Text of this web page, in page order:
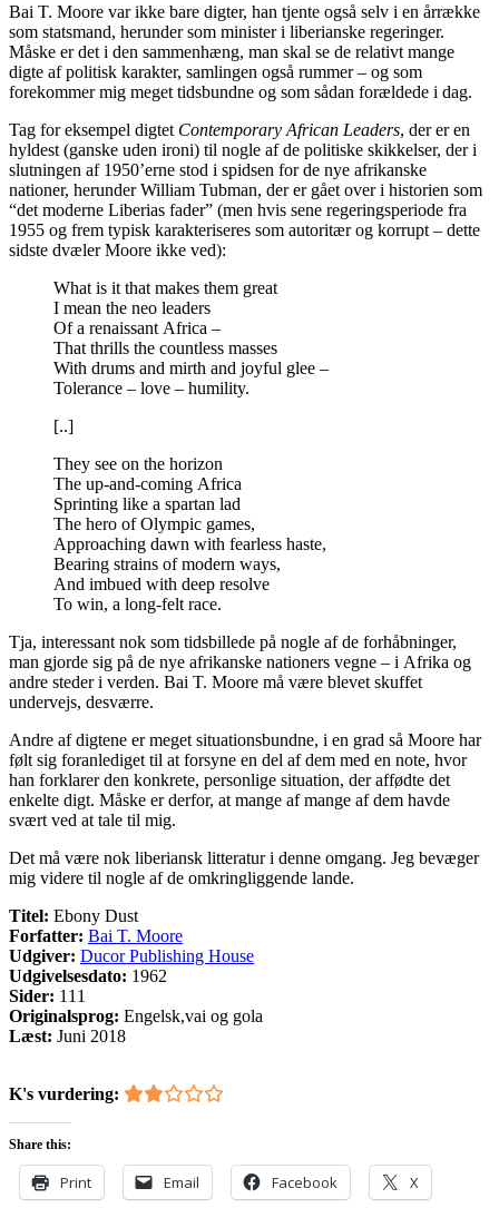
Bai T. Moore var ikke bare digter, han tjente også selv i en årrække
som statsmand, herunder som minister i liberianske regeringer.
Måske er det i den sammenhæng, man skal se de relativt mange
digte af politisk karakter, samlingen også rummer – og som
forekommer mig meget tidsbundne og som sådan forældede i dag.
Tag for eksempel digtet Contemporary African Leaders, der er en
hyldest (ganske uden ironi) til nogle af de politiske skikkelser, der i
slutningen af 1950’erne stod i spidsen for de nye afrikanske
nationer, herunder William Tubman, der er gået over i historien som
“det moderne Liberias fader” (men hvis sene regeringsperiode fra
1955 og frem typisk karakteriseres som autoritær og korrupt – dette
sidste dvæler Moore ikke ved):
What is it that makes them great
I mean the neo leaders
Of a renaissant Africa –
That thrills the countless masses
With drums and mirth and joyful glee –
Tolerance – love – humility.
[..]
They see on the horizon
The up-and-coming Africa
Sprinting like a spartan lad
The hero of Olympic games,
Approaching dawn with fearless haste,
Bearing strains of modern ways,
And imbued with deep resolve
To win, a long-felt race.
Tja, interessant nok som tidsbillede på nogle af de forhåbninger,
man gjorde sig på de nye afrikanske nationers vegne – i Afrika og
andre steder i verden. Bai T. Moore må være blevet skuffet
undervejs, desværre.
Andre af digtene er meget situationsbundne, i en grad så Moore har
følt sig foranlediget til at forsyne en del af dem med en note, hvor
han forklarer den konkrete, personlige situation, der affødte det
enkelte digt. Måske er derfor, at mange af mange af dem havde
svært ved at tale til mig.
Det må være nok liberiansk litteratur i denne omgang. Jeg bevæger
mig videre til nogle af de omkringliggende lande.
Titel: Ebony Dust
Forfatter: Bai T. Moore
Udgiver: Ducor Publishing House
Udgivelsesdato: 1962
Sider: 111
Originalsprog: Engelsk,vai og gola
Læst: Juni 2018
K's vurdering:
Share this:
Print Email Facebook X